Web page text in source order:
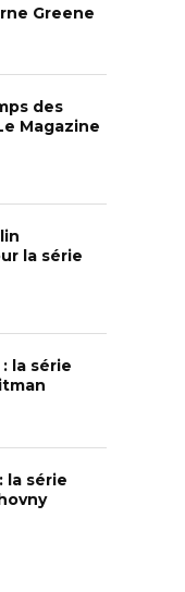
C
H
Greene
des
Magazine
la série
la série
la série